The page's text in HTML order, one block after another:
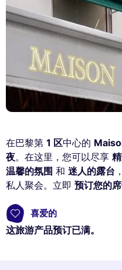
在巴黎第 1 区中心的
夜。在这里，您可以尽享
温馨的氛围 和 迷人的露台
私人聚会。立即 预订您的
喜爱的
这旅游产品预订已满。